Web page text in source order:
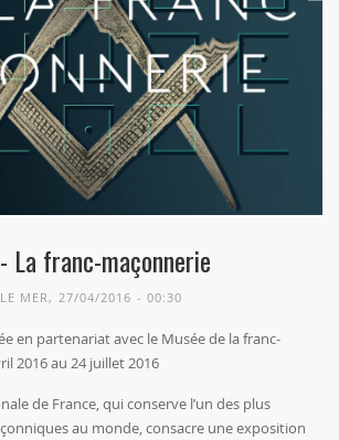
La franc-maçonnerie
LE MER, 27/04/2016 - 00:30
en partenariat avec le Musée de la franc-
2016 au 24 juillet 2016
de France, qui conserve l’un des plus
au monde, consacre une exposition